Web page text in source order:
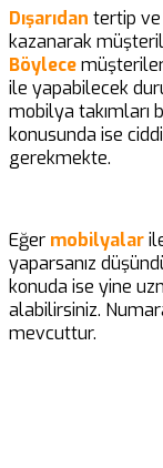
Dışarıdan tertip ve
kazanarak
Böylece
ile yapabilecek
mobilya takımları
konusunda ise
gerekmekte.
Eğer mobilyalar
yaparsanız
konuda ise yine
alabilirsiniz.
mevcuttur.